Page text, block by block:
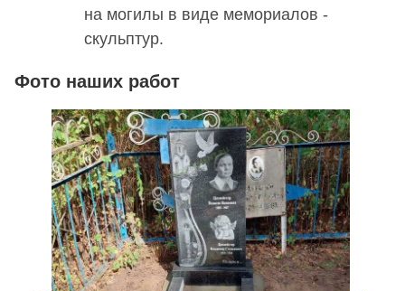
на могилы в виде мемориалов -
скульптур.
Фото наших работ